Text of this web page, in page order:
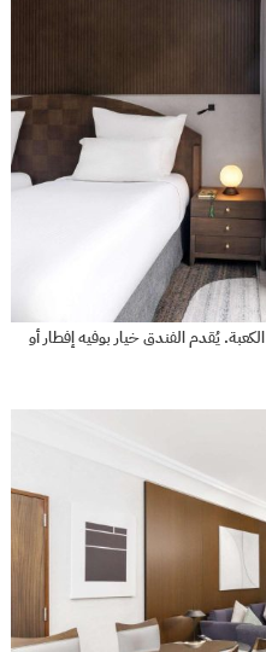
يُقدم الفندق خيار بوفيه إفطار أو